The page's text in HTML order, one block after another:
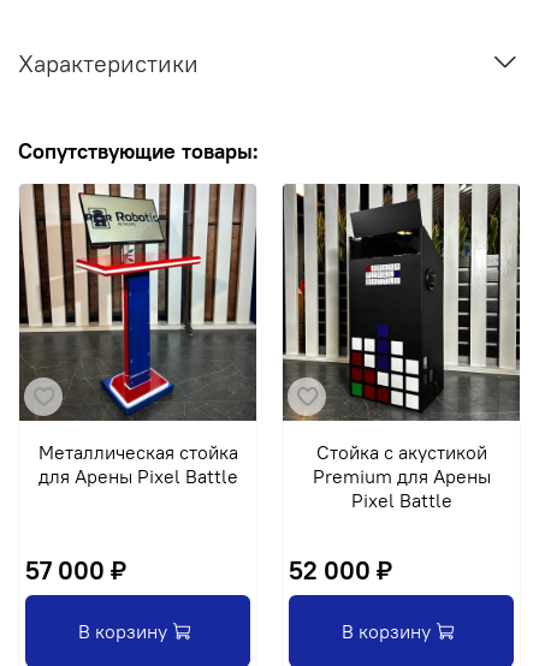
Характеристики
Сопутствующие товары:
Металлическая стойка
для Арены Pixel Battle
57 000 ₽
В корзину
Стойка с акустикой
Premium для Арены
Pixel Battle
52 000 ₽
В корзину